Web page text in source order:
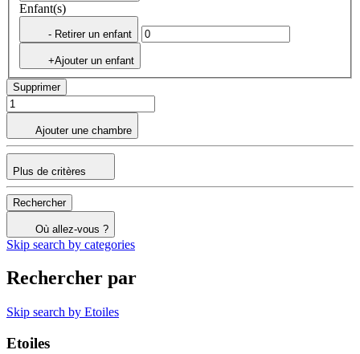
Enfant(s)
- Retirer un enfant
+Ajouter un enfant
Supprimer
Ajouter une chambre
Plus de critères
Rechercher
Où allez-vous ?
Skip search by categories
Rechercher par
Skip search by Etoiles
Etoiles